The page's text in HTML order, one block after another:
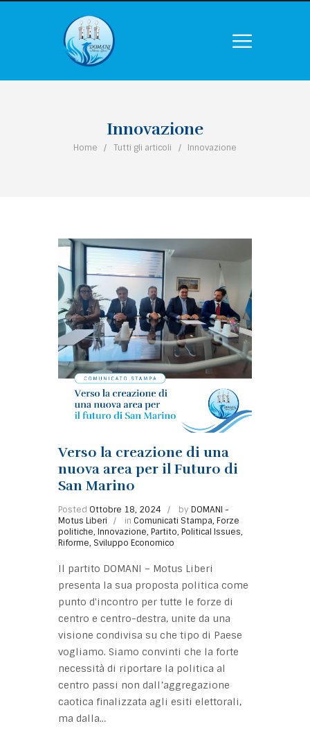
Innovazione
Home Tutti gli articoli Innovazione
Verso la creazione di una
nuova area per il Futuro di
San Marino
Posted Ottobre 18, 2024 by DOMANI -
Motus Liberi
in Comunicati Stampa, Forze
politiche, Innovazione, Partito, Political Issues,
Riforme, Sviluppo Economico
Il partito DOMANI – Motus Liberi
presenta la sua proposta politica come
punto d'incontro per tutte le forze di
centro e centro-destra, unite da una
visione condivisa su che tipo di Paese
vogliamo. Siamo convinti che la forte
necessità di riportare la politica al
centro passi non dall’aggregazione
caotica finalizzata agli esiti elettorali,
ma dalla…